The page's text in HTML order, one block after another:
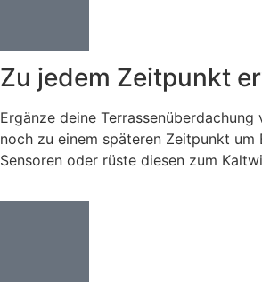
Zu jedem Zeitpunkt
Ergänze deine
noch zu einem späteren Zeitpunkt um
Sensoren oder rüste diesen zum